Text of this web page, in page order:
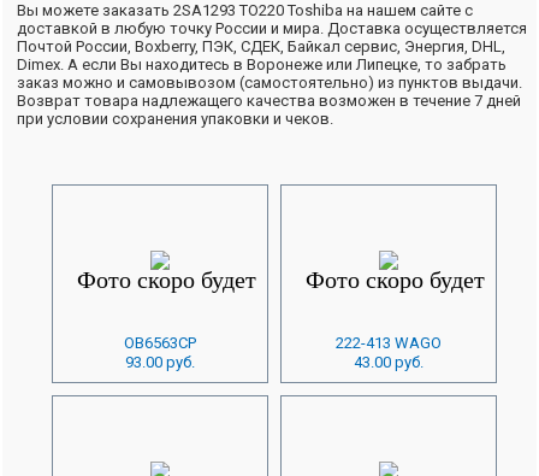
Вы можете заказать 2SA1293 TO220 Toshiba на нашем сайте с
доставкой в любую точку России и мира. Доставка осуществляется
Почтой России, Boxberry, ПЭК, СДЕК, Байкал сервис, Энергия, DHL,
Dimex. А если Вы находитесь в Воронеже или Липецке, то забрать
заказ можно и самовывозом (самостоятельно) из пунктов выдачи.
Возврат товара надлежащего качества возможен в течение 7 дней
при условии сохранения упаковки и чеков.
OB6563CP
93.00 руб.
222-413 WAGO
43.00 руб.